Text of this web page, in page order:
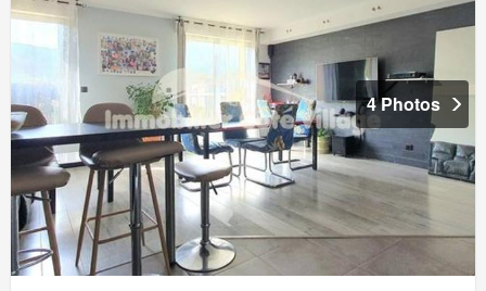
4 Photos